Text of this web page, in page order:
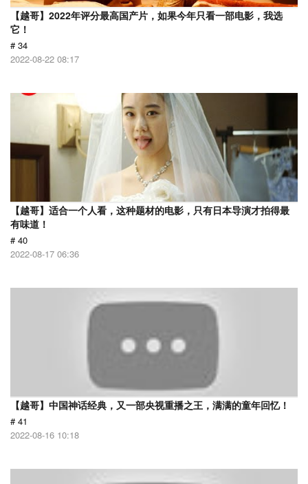
【越哥】2022年评分最高国产片，如果今年只看一部电影，我选
它！
# 34
2022-08-22 08:17
【越哥】适合一个人看，这种题材的电影，只有日本导演才拍得最
有味道！
# 40
2022-08-17 06:36
【越哥】中国神话经典，又一部央视重播之王，满满的童年回忆！
# 41
2022-08-16 10:18